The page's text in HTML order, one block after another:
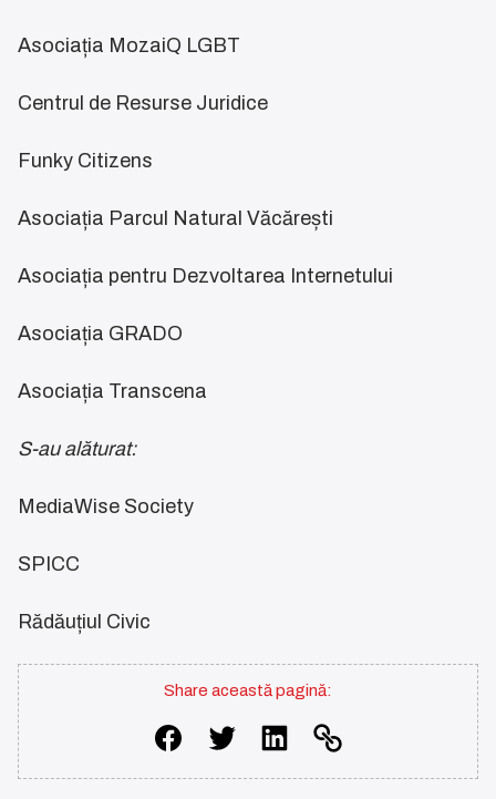
Asociația MozaiQ LGBT
Centrul de Resurse Juridice
Funky Citizens
Asociația Parcul Natural Văcărești
Asociația pentru Dezvoltarea Internetului
Asociația GRADO
Asociația Transcena
S-au alăturat:
MediaWise Society
SPICC
Rădăuțiul Civic
Share această pagină: